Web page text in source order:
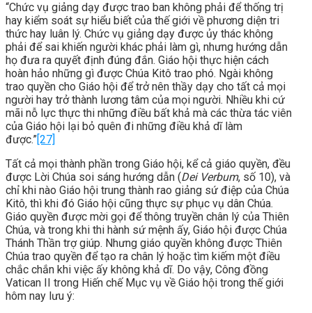
“Chức vụ giảng dạy được trao ban không phải để thống trị
hay kiểm soát sự hiểu biết của thế giới về phương diện tri
thức hay luân lý. Chức vụ giảng dạy được ủy thác không
phải để sai khiến người khác phải làm gì, nhưng hướng dẫn
họ đưa ra quyết định đúng đắn. Giáo hội thực hiện cách
hoàn hảo những gì được Chúa Kitô trao phó. Ngài không
trao quyền cho Giáo hội để trở nên thầy dạy cho tất cả mọi
người hay trở thành lương tâm của mọi người. Nhiều khi cứ
mãi nỗ lực thực thi những điều bất khả mà các thừa tác viên
của Giáo hội lại bỏ quên đi những điều khả dĩ làm
được.” [27]
Tất cả mọi thành phần trong Giáo hội, kể cả giáo quyền, đều
được Lời Chúa soi sáng hướng dẫn (Dei Verbum, số 10), và
chỉ khi nào Giáo hội trung thành rao giảng sứ điệp của Chúa
Kitô, thì khi đó Giáo hội cũng thực sự phục vụ dân Chúa.
Giáo quyền được mời gọi để thông truyền chân lý của Thiên
Chúa, và trong khi thi hành sứ mệnh ấy, Giáo hội được Chúa
Thánh Thần trợ giúp. Nhưng giáo quyền không được Thiên
Chúa trao quyền để tạo ra chân lý hoặc tìm kiếm một điều
chắc chắn khi việc ấy không khả dĩ. Do vậy, Công đồng
Vatican II trong Hiến chế Mục vụ về Giáo hội trong thế giới
hôm nay lưu ý: